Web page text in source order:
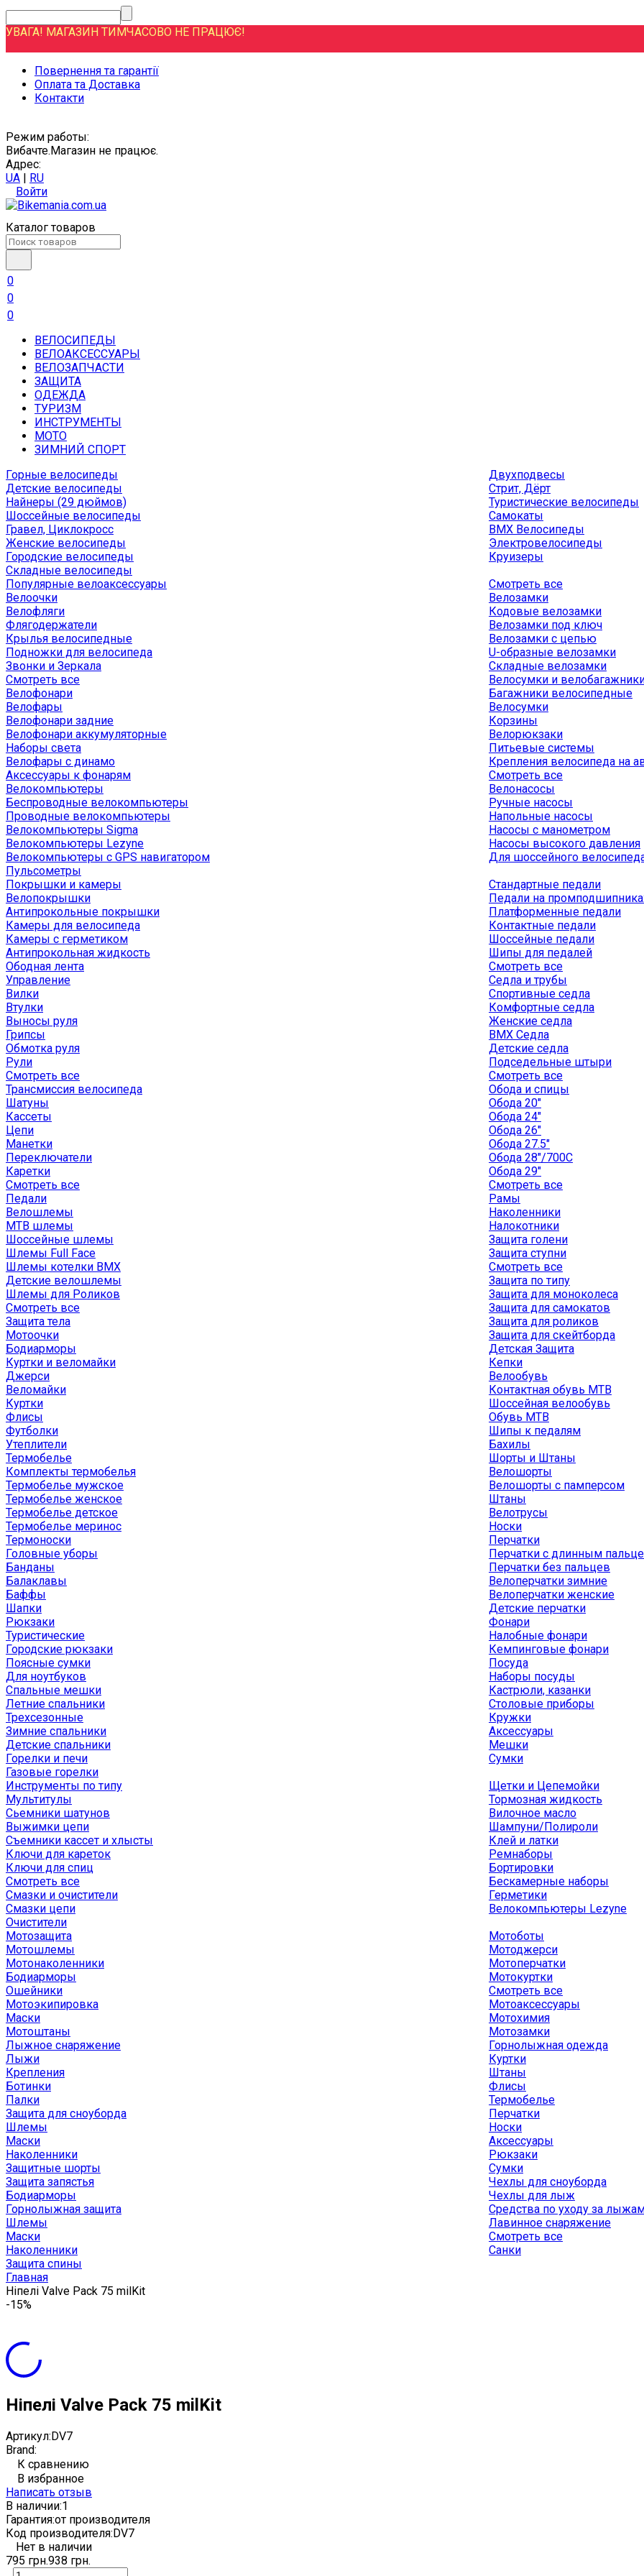
УВАГА! МАГАЗИН ТИМЧАСОВО НЕ ПРАЦЮЄ!
Повернення та гарантії
Оплата та Доставка
Контакти
Режим работы:
Вибачте.Магазин не працює.
Адрес:
UA | RU
Войти
Каталог товаров
0
0
0
ВЕЛОСИПЕДЫ
ВЕЛОАКСЕССУАРЫ
ВЕЛОЗАПЧАСТИ
ЗАЩИТА
ОДЕЖДА
ТУРИЗМ
ИНСТРУМЕНТЫ
МОТО
ЗИМНИЙ СПОРТ
Горные велосипеды
Детские велосипеды
Найнеры (29 дюймов)
Шоссейные велосипеды
Гравел, Циклокросс
Женские велосипеды
Городcкие велосипеды
Складные велосипеды
Двухподвесы
Стрит, Дёрт
Туристические велосипеды
Самокаты
BMX Велосипеды
Электровелосипеды
Круизеры
Популярные велоаксессуары
Велоочки
Велофляги
Флягодержатели
Крылья велосипедные
Подножки для велосипеда
Звонки и Зеркала
Смотреть все
Велофонари
Велофары
Велофонари задние
Велофонари аккумуляторные
Наборы света
Велофары с динамо
Аксессуары к фонарям
Велокомпьютеры
Беспроводные велокомпьютеры
Проводные велокомпьютеры
Велокомпьютеры Sigma
Велокомпьютеры Lezyne
Велокомпьютеры с GPS навигатором
Пульсометры
Смотреть все
Велозамки
Кодовые велозамки
Велозамки под ключ
Велозамки с цепью
U-образные велозамки
Складные велозамки
Велосумки и
Багажники велосипедные
Велосумки
Корзины
Велорюкзаки
Питьевые системы
Крепления велосипеда на
Смотреть все
Велонасосы
Ручные насосы
Напольные насосы
Насосы с манометром
Насосы высокого давления
Для шоссейного
Покрышки и камеры
Велопокрышки
Антипрокольные покрышки
Камеры для велосипеда
Камеры с герметиком
Антипрокольная жидкость
Ободная лента
Управление
Вилки
Втулки
Выносы руля
Грипсы
Обмотка руля
Рули
Смотреть все
Трансмиссия велосипеда
Шатуны
Кассеты
Цепи
Манетки
Переключатели
Каретки
Смотреть все
Педали
Стандартные педали
Педали на
Платформенные педали
Контактные педали
Шоссейные педали
Шипы для педалей
Смотреть все
Седла и трубы
Спортивные седла
Комфортные седла
Женские седла
BMX Седла
Детские седла
Подседельные штыри
Смотреть все
Обода и спицы
Обода 20"
Обода 24"
Обода 26"
Обода 27.5"
Обода 28"/700C
Обода 29"
Смотреть все
Рамы
Велошлемы
MTB шлемы
Шоссейные шлемы
Шлемы Full Face
Шлемы котелки BMX
Детские велошлемы
Шлемы для Роликов
Смотреть все
Защита тела
Мотоочки
Бодиарморы
Наколенники
Налокотники
Защита голени
Защита ступни
Смотреть все
Защита по типу
Защита для моноколеса
Защита для самокатов
Защита для роликов
Защита для скейтборда
Детская Защита
Куртки и веломайки
Джерси
Веломайки
Куртки
Флисы
Футболки
Утеплители
Термобелье
Комплекты термобелья
Термобелье мужское
Термобелье женское
Термобелье детское
Термобелье меринос
Термоноски
Головные уборы
Банданы
Балаклавы
Баффы
Шапки
Кепки
Велообувь
Контактная обувь MTB
Шоссейная велообувь
Обувь MTB
Шипы к педалям
Бахилы
Шорты и Штаны
Велошорты
Велошорты с памперсом
Штаны
Велотрусы
Носки
Перчатки
Перчатки с длинным
Перчатки без пальцев
Велоперчатки зимние
Велоперчатки женские
Детские перчатки
Рюкзаки
Туристические
Городские рюкзаки
Поясные сумки
Для ноутбуков
Спальные мешки
Летние спальники
Трехсезонные
Зимние спальники
Детские спальники
Горелки и печи
Газовые горелки
Фонари
Налобные фонари
Кемпинговые фонари
Посуда
Наборы посуды
Кастрюли, казанки
Столовые приборы
Кружки
Аксессуары
Мешки
Сумки
Инструменты по типу
Мультитулы
Сьемники шатунов
Выжимки цепи
Съемники кассет и хлысты
Ключи для кареток
Ключи для спиц
Смотреть все
Смазки и очистители
Смазки цепи
Очистители
Щетки и Цепемойки
Тормозная жидкость
Вилочное масло
Шампуни/Полироли
Клей и латки
Ремнаборы
Бортировки
Бескамерные наборы
Герметики
Велокомпьютеры Lezyne
Мотозащита
Мотошлемы
Мотонаколенники
Бодиарморы
Ошейники
Мотоэкипировка
Маски
Мотоштаны
Мотоботы
Мотоджерси
Мотоперчатки
Мотокуртки
Смотреть все
Мотоаксессуары
Мотохимия
Мотозамки
Лыжное снаряжение
Лыжи
Крепления
Ботинки
Палки
Защита для сноуборда
Шлемы
Маски
Наколенники
Защитные шорты
Защита запястья
Бодиарморы
Горнолыжная защита
Шлемы
Маски
Наколенники
Защита спины
Горнолыжная одежда
Куртки
Штаны
Флисы
Термобелье
Перчатки
Носки
Аксессуары
Рюкзаки
Сумки
Чехлы для сноуборда
Чехлы для лыж
Средства по уходу за
Лавинное снаряжение
Смотреть все
Санки
Главная
Ніпелі Valve Pack 75 milKit
-15%
Ніпелі Valve Pack 75 milKit
Артикул:DV7
Brand:
К сравнению
В избранное
Написать отзыв
В наличии:1
Гарантия:от производителя
Код производителя:DV7
Нет в наличии
795 грн.938 грн.